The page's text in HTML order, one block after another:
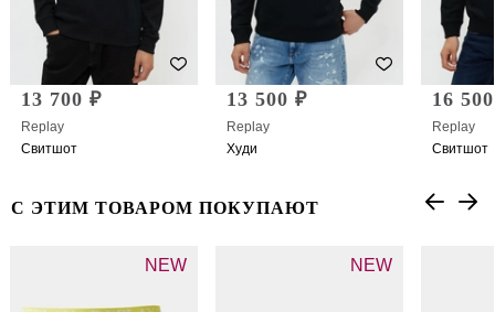
13 700 ₽
Replay
Свитшот
13 500 ₽
Replay
Худи
16
Replay
Свитшот
С ЭТИМ ТОВАРОМ ПОКУПАЮТ
NEW NEW